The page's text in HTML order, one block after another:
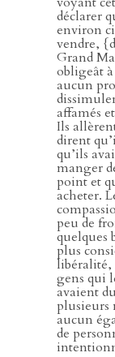
déclarer
environ
vendre,
Grand
obligeât
aucun
affamés
Ils
dirent
qu’ils
manger
point et
acheter.
peu de
quelques
plus
libéralité,
gens qui
avaient
plusieurs
aucun
de